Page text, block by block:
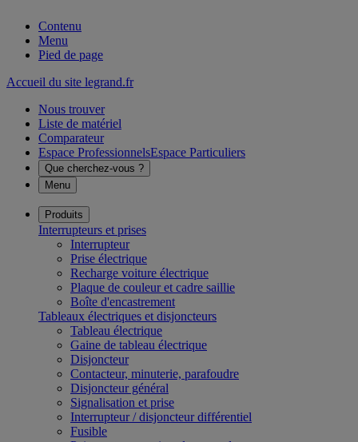
Contenu
Menu
Pied de page
Accueil du site legrand.fr
Nous trouver
Liste de matériel
Comparateur
Espace ProfessionnelsEspace Particuliers
Que cherchez-vous ?
Menu
Produits
Interrupteurs et prises
Interrupteur
Prise électrique
Recharge voiture électrique
Plaque de couleur et cadre saillie
Boîte d'encastrement
Tableaux électriques et disjoncteurs
Tableau électrique
Gaine de tableau électrique
Disjoncteur
Contacteur, minuterie, parafoudre
Disjoncteur général
Signalisation et prise
Interrupteur / disjoncteur différentiel
Fusible